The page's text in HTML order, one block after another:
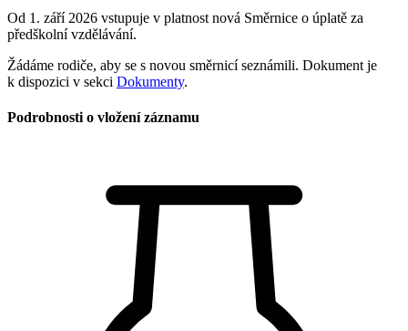
Od 1. září 2026 vstupuje v platnost nová Směrnice o úplatě za
předškolní vzdělávání.
Žádáme rodiče, aby se s novou směrnicí seznámili. Dokument je
k dispozici v sekci Dokumenty.
Podrobnosti o vložení záznamu